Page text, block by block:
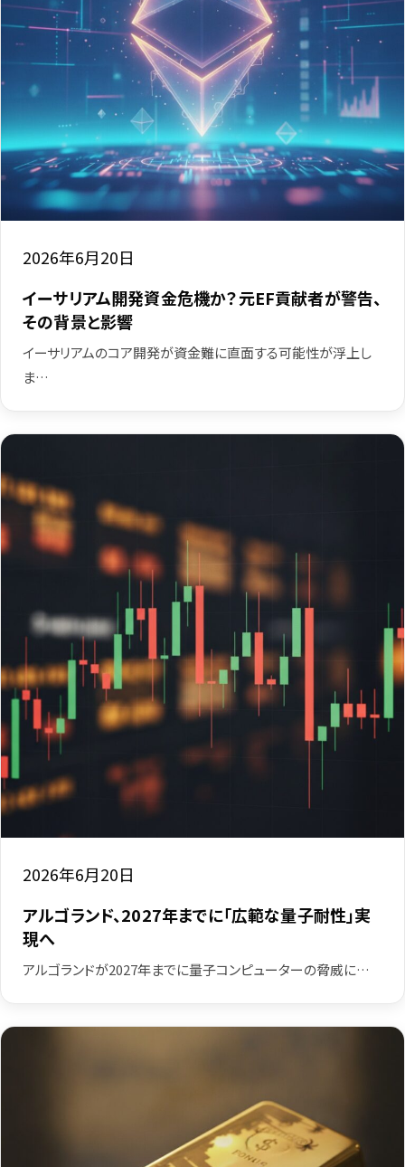
2026年6月20日
イーサリアム開発資金危機か？元EF貢献者が警告、
その背景と影響
イーサリアムのコア開発が資金難に直面する可能性が浮上し
ま…
2026年6月20日
アルゴランド、2027年までに「広範な量子耐性」実
現へ
アルゴランドが2027年までに量子コンピューターの脅威に…